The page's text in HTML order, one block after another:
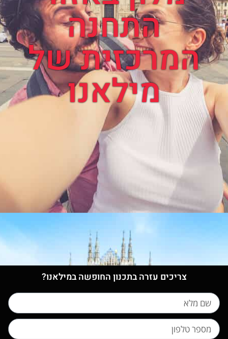
התחנה
המרכזית של
מילאנו
צריכים עזרה בתכנון החופשה במילאנו?